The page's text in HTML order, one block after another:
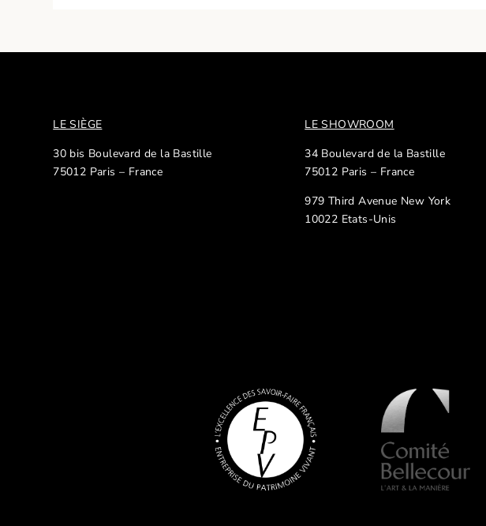
LE SIÈGE
30 bis Boulevard de la Bastille
75012 Paris – France
LE SHOWROOM
34 Boulevard de la Bastille
75012 Paris – France
979 Third Avenue New York
10022 Etats-Unis